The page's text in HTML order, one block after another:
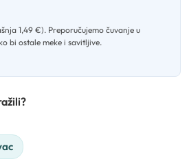
1,49 €). Preporučujemo čuvanje u
bi ostale meke i savitljive.